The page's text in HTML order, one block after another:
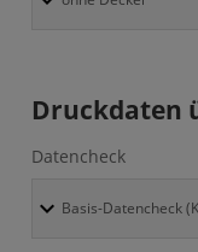
Druckdaten
Datencheck